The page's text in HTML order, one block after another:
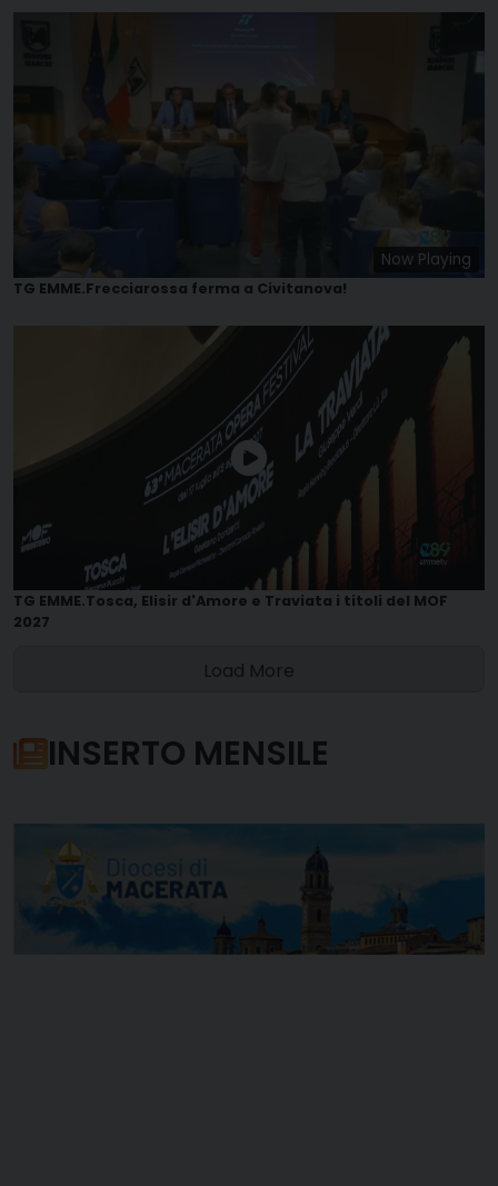
Now Playing
TG EMME.Frecciarossa ferma a Civitanova!
TG EMME.Tosca, Elisir d'Amore e Traviata i titoli del MOF
2027
Load More
INSERTO MENSILE